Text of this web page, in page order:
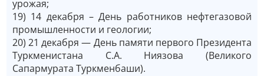
урожая;
19) 14 декабря – День работников нефтегазовой
промышленности и геологии;
20) 21 декабря ­— День памяти первого Президента
Туркменистана С.А. Ниязова (Великого
Сапармурата Туркменбаши).